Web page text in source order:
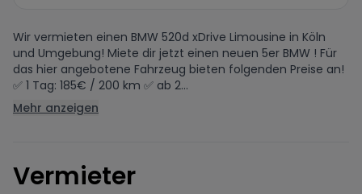
Wir vermieten einen BMW 520d xDrive Limousine in Köln
und Umgebung! Miete dir jetzt einen neuen 5er BMW ! Für
das hier angebotene Fahrzeug bieten folgenden Preise an!
✅ 1 Tag: 185€ / 200 km ✅ ab 2...
Mehr anzeigen
Vermieter